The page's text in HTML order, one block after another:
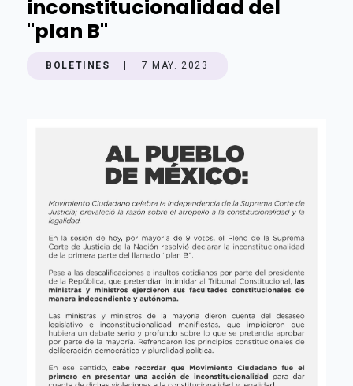
inconstitucionalidad del
"plan B"
BOLETINES 7 MAY. 2023